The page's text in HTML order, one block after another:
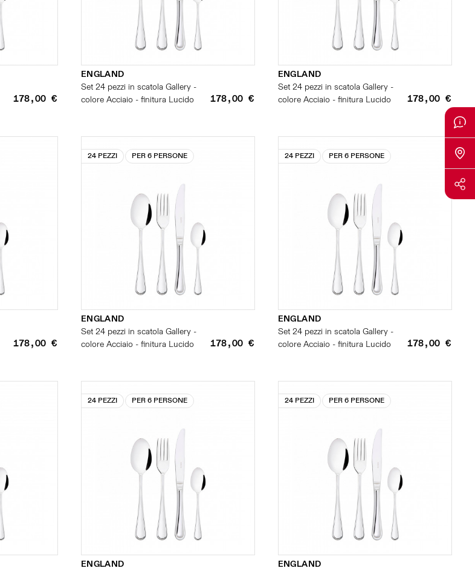
178,00 €
ENGLAND
Set 24 pezzi in scatola Gallery -
colore Acciaio - finitura Lucido
178,00 €
ENGLAND
Set 24 pezzi in scatola Gallery -
colore Acciaio - finitura Lucido
178,00 €
178,00 €
24 PEZZI PER 6 PERSONE
ENGLAND
Set 24 pezzi in scatola Gallery -
colore Acciaio - finitura Lucido
178,00 €
24 PEZZI PER 6 PERSONE
ENGLAND
Set 24 pezzi in scatola Gallery -
colore Acciaio - finitura Lucido
178,00 €
24 PEZZI PER 6 PERSONE
ENGLAND
24 PEZZI PER 6 PERSONE
ENGLAND